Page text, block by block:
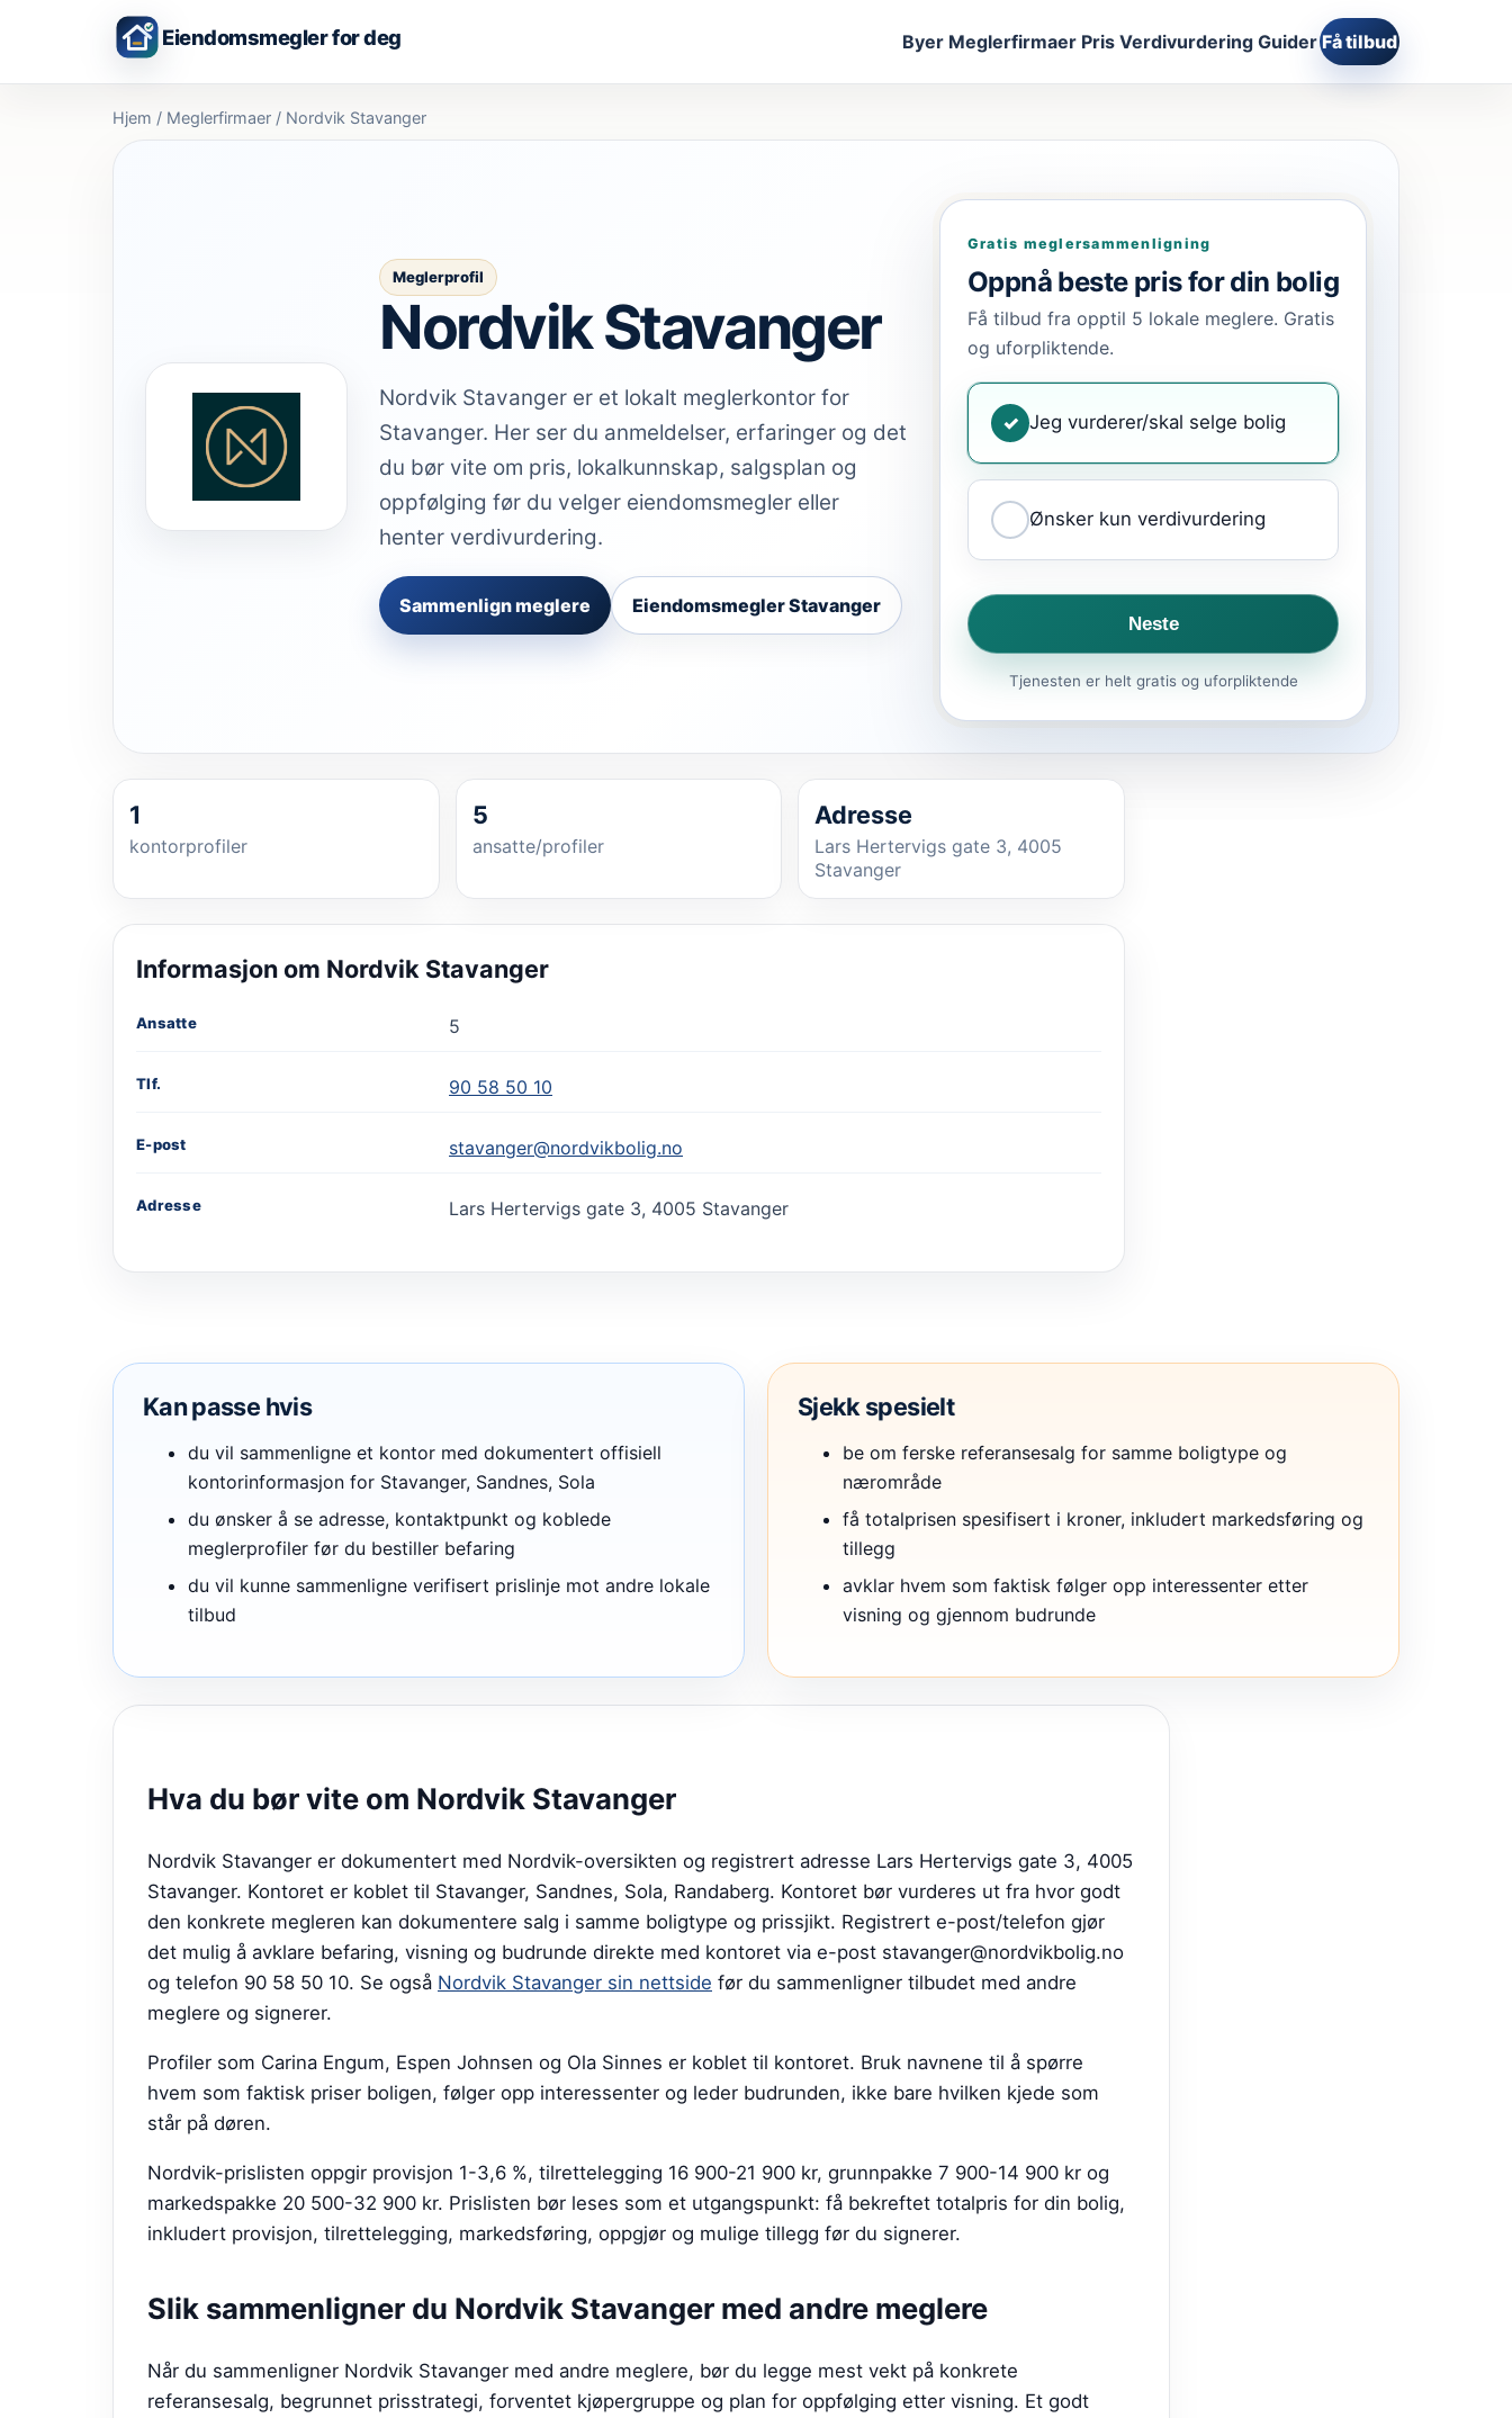
Eiendomsmegler for deg Byer Meglerfirmaer Pris Verdivurdering Guider Få tilbud
Hjem / Meglerfirmaer / Nordvik Stavanger
Meglerprofil
Nordvik Stavanger
Nordvik Stavanger er et lokalt meglerkontor for
Stavanger. Her ser du anmeldelser, erfaringer og det
du bør vite om pris, lokalkunnskap, salgsplan og
oppfølging før du velger eiendomsmegler eller
henter verdivurdering.
Sammenlign meglere Eiendomsmegler Stavanger
Gratis meglersammenligning
Oppnå beste pris for din bolig
Få tilbud fra opptil 5 lokale meglere. Gratis
og uforpliktende.
✓ Jeg vurderer/skal selge bolig
Ønsker kun verdivurdering
Neste
Tjenesten er helt gratis og uforpliktende
1
kontorprofiler
5
ansatte/profiler
Adresse
Lars Hertervigs gate 3, 4005
Stavanger
Informasjon om Nordvik Stavanger
Ansatte 5
Tlf. 90 58 50 10
E-post stavanger@nordvikbolig.no
Adresse Lars Hertervigs gate 3, 4005 Stavanger
Kan passe hvis
du vil sammenligne et kontor med dokumentert offisiell
kontorinformasjon for Stavanger, Sandnes, Sola
du ønsker å se adresse, kontaktpunkt og koblede
meglerprofiler før du bestiller befaring
du vil kunne sammenligne verifisert prislinje mot andre lokale
tilbud
Sjekk spesielt
be om ferske referansesalg for samme boligtype og
nærområde
få totalprisen spesifisert i kroner, inkludert markedsføring og
tillegg
avklar hvem som faktisk følger opp interessenter etter
visning og gjennom budrunde
Hva du bør vite om Nordvik Stavanger
Nordvik Stavanger er dokumentert med Nordvik-oversikten og registrert adresse Lars Hertervigs gate 3, 4005
Stavanger. Kontoret er koblet til Stavanger, Sandnes, Sola, Randaberg. Kontoret bør vurderes ut fra hvor godt
den konkrete megleren kan dokumentere salg i samme boligtype og prissjikt. Registrert e-post/telefon gjør
det mulig å avklare befaring, visning og budrunde direkte med kontoret via e-post stavanger@nordvikbolig.no
og telefon 90 58 50 10. Se også Nordvik Stavanger sin nettside før du sammenligner tilbudet med andre
meglere og signerer.
Profiler som Carina Engum, Espen Johnsen og Ola Sinnes er koblet til kontoret. Bruk navnene til å spørre
hvem som faktisk priser boligen, følger opp interessenter og leder budrunden, ikke bare hvilken kjede som
står på døren.
Nordvik-prislisten oppgir provisjon 1-3,6 %, tilrettelegging 16 900-21 900 kr, grunnpakke 7 900-14 900 kr og
markedspakke 20 500-32 900 kr. Prislisten bør leses som et utgangspunkt: få bekreftet totalpris for din bolig,
inkludert provisjon, tilrettelegging, markedsføring, oppgjør og mulige tillegg før du signerer.
Slik sammenligner du Nordvik Stavanger med andre meglere
Når du sammenligner Nordvik Stavanger med andre meglere, bør du legge mest vekt på konkrete
referansesalg, begrunnet prisstrategi, forventet kjøpergruppe og plan for oppfølging etter visning. Et godt